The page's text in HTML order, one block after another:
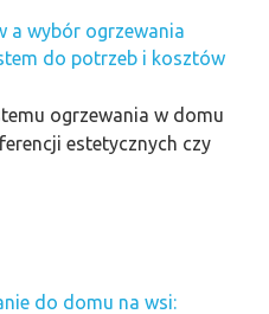
a wybór ogrzewania
do potrzeb i kosztów
ogrzewania w domu
estetycznych czy
do domu na wsi: